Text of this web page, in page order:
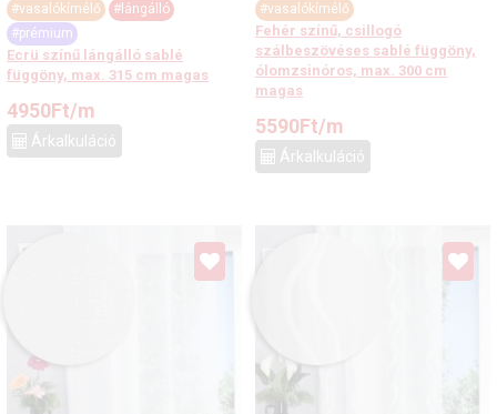
#vasalókímélő
#lángálló
#prémium
Ecrü színű lángálló sablé
függöny, max. 315 cm magas
4950Ft/m
Árkalkuláció
#vasalókímélő
Fehér színű, csillogó
szálbeszövéses sablé függöny,
ólomzsinóros, max. 300 cm
magas
5590Ft/m
Árkalkuláció